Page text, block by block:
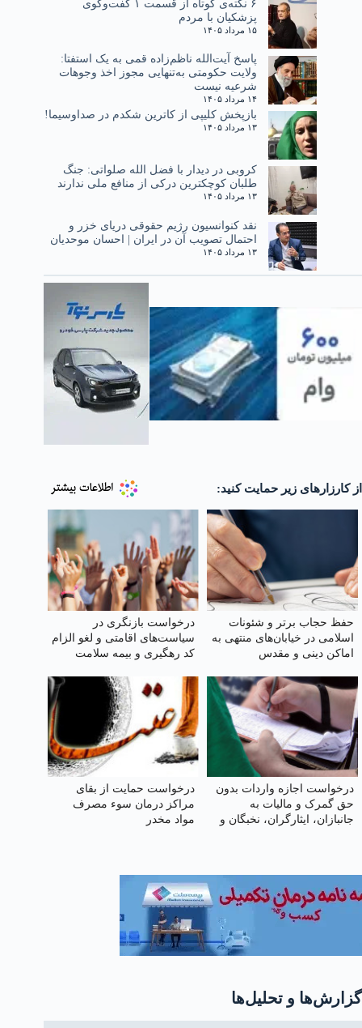
۶ نکته‌ی کوتاه از قسمت ۱ گفت‌وگوی
پزشکیان با مردم
۱۵ مرداد ۱۴۰۵
پاسخ آیت‌الله ناظم‌زاده قمی به یک استفتا:
ولایت حکومتی به‌تنهایی مجوز اخذ وجوهات
شرعیه نیست
۱۴ مرداد ۱۴۰۵
بازپخش کلیپی از کاترین شکدم در صداوسیما!
۱۳ مرداد ۱۴۰۵
کروبی در دیدار با فضل الله صلواتی: جنگ
طلبان کوچکترین درکی از منافع ملی ندارند
۱۳ مرداد ۱۴۰۵
نقد کنوانسیون رژیم حقوقی دریای خزر و
احتمال تصویب آن در ایران | احسان موحدیان
۱۳ مرداد ۱۴۰۵
از کارزارهای زیر حمایت کنید:
حفظ حجاب برتر و شئونات
اسلامی در خیابان‌های منتهی به
اماکن دینی و مقدس
درخواست بازنگری در
سیاست‌های اقامتی و لغو الزام
کد رهگیری و بیمه سلامت
درخواست اجازه واردات بدون
حق گمرک و مالیات به
جانبازان، ایثارگران، نخبگان و
درخواست حمایت از بقای
مراکز درمان سوء مصرف
مواد مخدر
گزارش‌ها و تحلیل‌ها